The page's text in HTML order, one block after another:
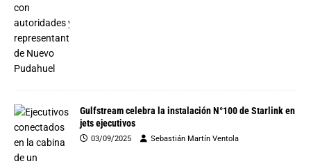
Gulfstream celebra la instalación N°100 de Starlink en
jets ejecutivos
03/09/2025 Sebastián Martín Ventola